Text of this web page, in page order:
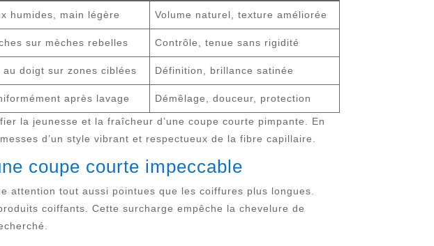
humides, main légère Volume naturel, texture améliorée
sur mèches rebelles Contrôle, tenue sans rigidité
au doigt sur zones ciblées Définition, brillance satinée
après lavage Démêlage, douceur, protection
la jeunesse et la fraîcheur d’une coupe courte pimpante. En
d’un style vibrant et respectueux de la fibre capillaire.
coupe courte impeccable
attention tout aussi pointues que les coiffures plus longues.
coiffants. Cette surcharge empêche la chevelure de